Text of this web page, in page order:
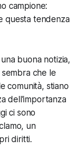
campione:
questa tendenza
buona notizia,
che le
comunità, stiano
dell'importanza
ci sono
un
diritti.